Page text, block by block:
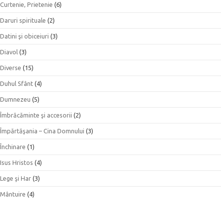
Curtenie, Prietenie (6)
Daruri spirituale (2)
Datini şi obiceiuri (3)
Diavol (3)
Diverse (15)
Duhul Sfânt (4)
Dumnezeu (5)
Îmbrăcăminte şi accesorii (2)
Împărtăşania – Cina Domnului (3)
Închinare (1)
Isus Hristos (4)
Lege şi Har (3)
Mântuire (4)